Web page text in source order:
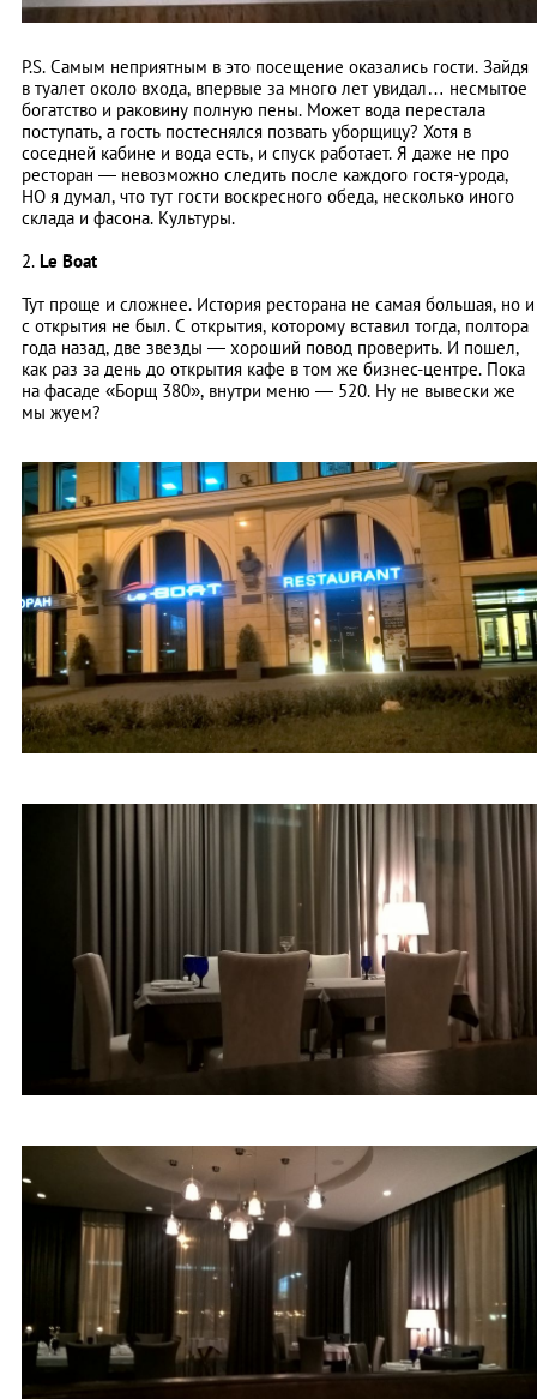
P.S. Самым неприятным в это посещение оказались гости. Зайдя
в туалет около входа, впервые за много лет увидал… несмытое
богатство и раковину полную пены. Может вода перестала
поступать, а гость постеснялся позвать уборщицу? Хотя в
соседней кабине и вода есть, и спуск работает. Я даже не про
ресторан — невозможно следить после каждого гостя-урода,
НО я думал, что тут гости воскресного обеда, несколько иного
склада и фасона. Культуры.
2. Le Boat
Тут проще и сложнее. История ресторана не самая большая, но и
с открытия не был. С открытия, которому вставил тогда, полтора
года назад, две звезды — хороший повод проверить. И пошел,
как раз за день до открытия кафе в том же бизнес-центре. Пока
на фасаде «Борщ 380», внутри меню — 520. Ну не вывески же
мы жуем?